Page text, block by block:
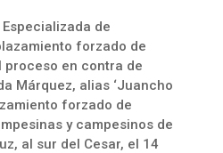
de
forzado de
proceso en contra de
Márquez, alias ‘Juancho
forzado de
y campesinos de
al sur del Cesar, el 14